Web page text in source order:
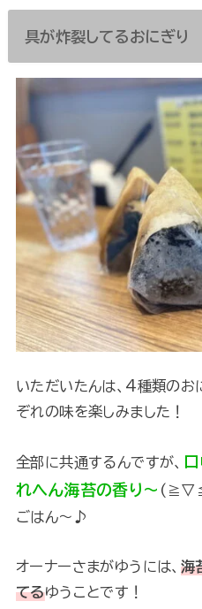
具が炸裂してるおにぎり
いただいたんは、4種類のお
ぞれの味を楽しみました！
全部に共通するんですが、
れへん海苔の香り～
ごはん～♪
オーナーさまがゆうには、 海
てるゆうことです！